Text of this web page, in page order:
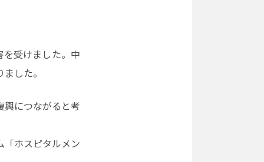
受けました。中
した。
興につながると考
「ホスピタルメン